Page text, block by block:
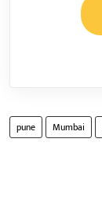
pune Mumbai